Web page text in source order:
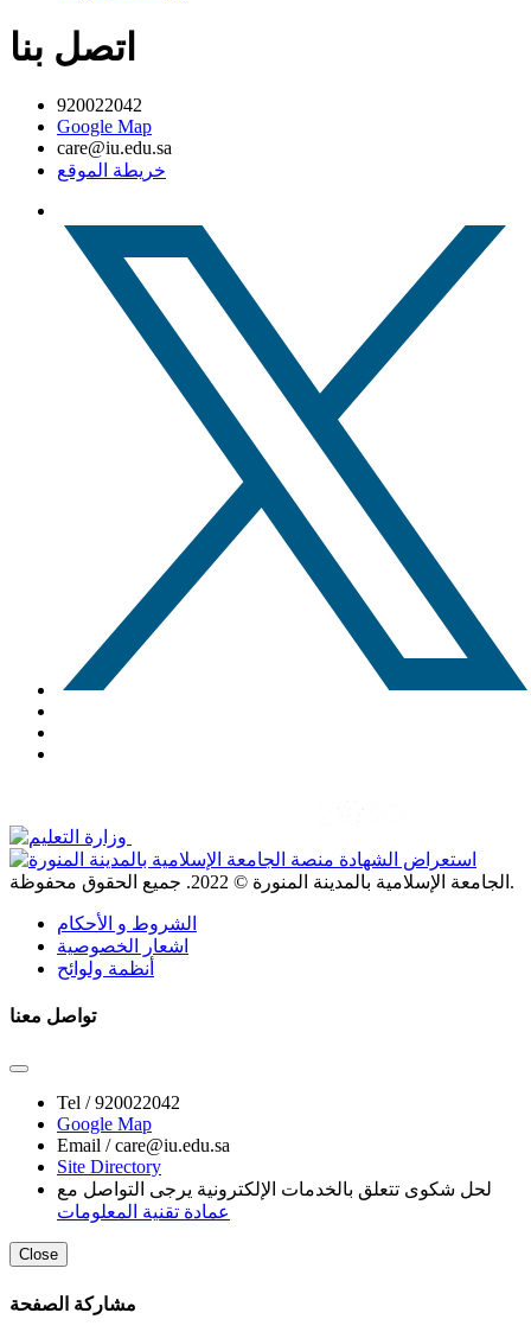
اتصل بنا
920022042
Google Map
care@iu.edu.sa
خريطة الموقع
الجامعة الإسلامية بالمدينة المنورة © 2022 . جميع الحقوق محفوظة.
الشروط و الأحكام
اشعار الخصوصية
أنظمة ولوائح
تواصل معنا
Tel /920022042
Google Map
Email /care@iu.edu.sa
Site Directory
لحل شكوى تتعلق بالخدمات الإلكترونية يرجى التواصل مع
عمادة تقنية المعلومات
Close
مشاركة الصفحة